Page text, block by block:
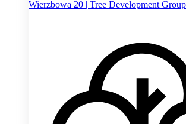
Wierzbowa 20 | Tree Development